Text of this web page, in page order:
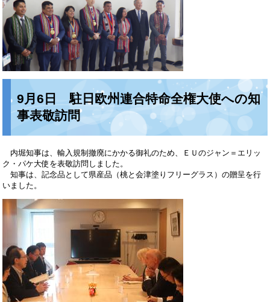
9月6日 駐日欧州連合特命全権大使への知
事表敬訪問
内堀知事は、輸入規制撤廃にかかる御礼のため、ＥＵのジャン＝エリッ
ク・パケ大使を表敬訪問しました。
知事は、記念品として県産品（桃と会津塗りフリーグラス）の贈呈を行
いました。